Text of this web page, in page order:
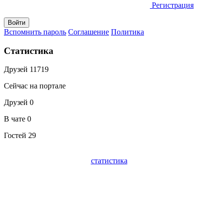
Регистрация
Вспомнить пароль Соглашение Политика
Статистика
Друзей 11719
Сейчас на портале
Друзей 0
В чате 0
Гостей 29
статистика